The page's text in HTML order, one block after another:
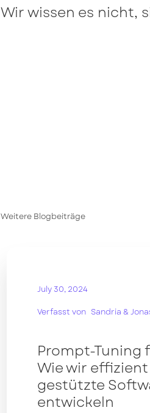
Wir wissen es nicht,
Weitere Blogbeiträge
July 30, 2024
Verfasst von Sandria &
Prompt-Tuning
Wie wir
gestützte
entwickeln